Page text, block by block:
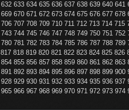
632 633 634 635 636 637 638 639 640 641
669 670 671 672 673 674 675 676 677 678
706 707 708 709 710 711 712 713 714 715
743 744 745 746 747 748 749 750 751 752
780 781 782 783 784 785 786 787 788 789
817 818 819 820 821 822 823 824 825 826
854 855 856 857 858 859 860 861 862 863
891 892 893 894 895 896 897 898 899 900
928 929 930 931 932 933 934 935 936 937
965 966 967 968 969 970 971 972 973 974